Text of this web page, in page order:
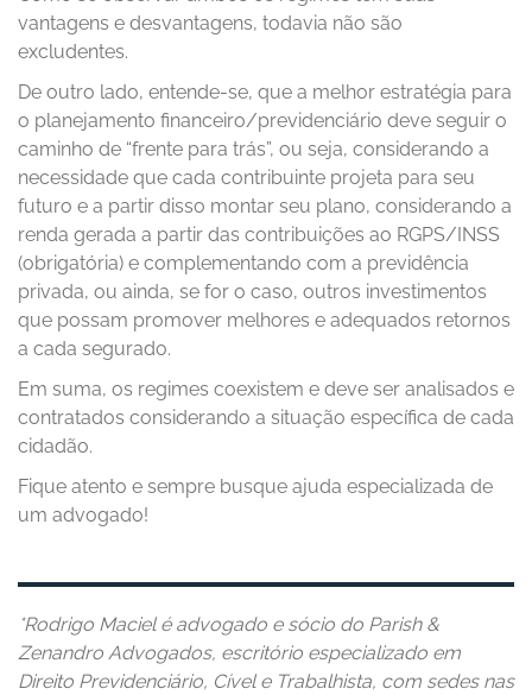
vantagens e desvantagens, todavia não são
excludentes.
De outro lado, entende-se, que a melhor estratégia para
o planejamento financeiro/previdenciário deve seguir o
caminho de “frente para trás”, ou seja, considerando a
necessidade que cada contribuinte projeta para seu
futuro e a partir disso montar seu plano, considerando a
renda gerada a partir das contribuições ao RGPS/INSS
(obrigatória) e complementando com a previdência
privada, ou ainda, se for o caso, outros investimentos
que possam promover melhores e adequados retornos
a cada segurado.
Em suma, os regimes coexistem e deve ser analisados e
contratados considerando a situação específica de cada
cidadão.
Fique atento e sempre busque ajuda especializada de
um advogado!
*Rodrigo Maciel é advogado e sócio do Parish &
Zenandro Advogados, escritório especializado em
Direito Previdenciário, Cível e Trabalhista, com sedes nas